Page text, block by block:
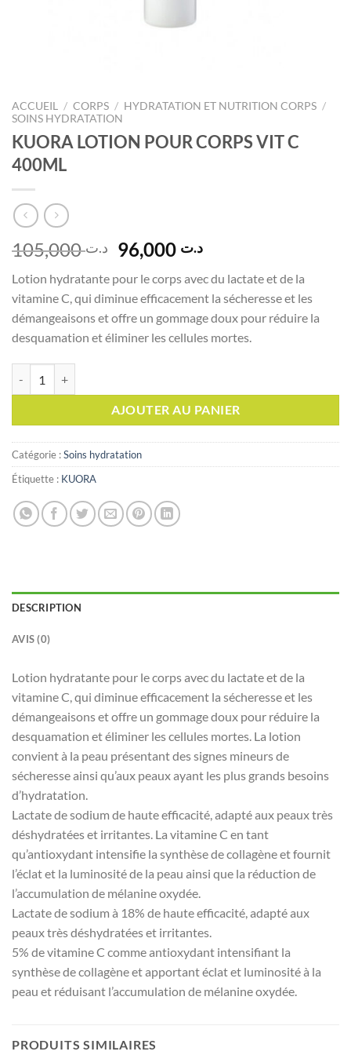
ACCUEIL / CORPS / HYDRATATION ET NUTRITION CORPS /
SOINS HYDRATATION
KUORA LOTION POUR CORPS VIT C
400ML
د.ت105,000
Le
prix
initial
était :
د.ت 105,000.
د.تLe
actuel
est :
د.ت 96,000.
Lotion hydratante pour le corps avec du lactate et de la
vitamine C, qui diminue efficacement la sécheresse et les
démangeaisons et offre un gommage doux pour réduire la
desquamation et éliminer les cellules mortes.
AJOUTER AU PANIER
Catégorie :Soins hydratation
Étiquette : KUORA
DESCRIPTION
AVIS (0)
Lotion hydratante pour le corps avec du lactate et de la
vitamine C, qui diminue efficacement la sécheresse et les
démangeaisons et offre un gommage doux pour réduire la
desquamation et éliminer les cellules mortes. La lotion
convient à la peau présentant des signes mineurs de
sécheresse ainsi qu’aux peaux ayant les plus grands besoins
d’hydratation.
Lactate de sodium de haute efficacité, adapté aux peaux très
déshydratées et irritantes. La vitamine C en tant
qu’antioxydant intensifie la synthèse de collagène et fournit
l’éclat et la luminosité de la peau ainsi que la réduction de
l’accumulation de mélanine oxydée.
Lactate de sodium à 18% de haute efficacité, adapté aux
peaux très déshydratées et irritantes.
5% de vitamine C comme antioxydant intensifiant la
synthèse de collagène et apportant éclat et luminosité à la
peau et réduisant l’accumulation de mélanine oxydée.
PRODUITS SIMILAIRES